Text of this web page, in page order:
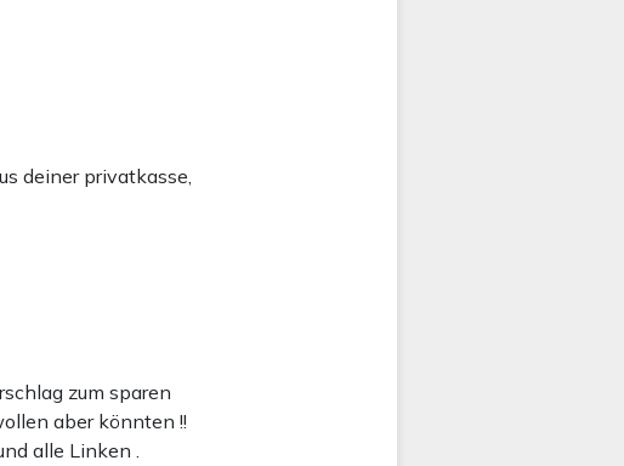
deiner privatkasse,
zum sparen
aber könnten !!
alle Linken .